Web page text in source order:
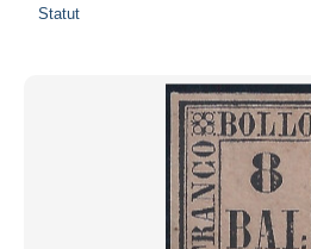
Statut